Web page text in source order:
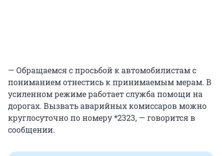
— Обращаемся с просьбой к автомобилистам с
пониманием отнестись к принимаемым мерам. В
усиленном режиме работает служба помощи на
дорогах. Вызвать аварийных комиссаров можно
круглосуточно по номеру *2323, — говорится в
сообщении.